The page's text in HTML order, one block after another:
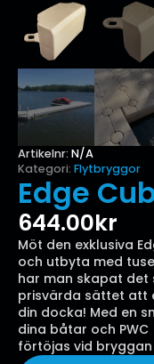
Artikelnr: N/A
Kategori: Flytbryggor
Edge
644.00kr
Möt den exklusiva
och utbyta med
har man skapat det
prisvärda sättet att
din docka! Med en
dina båtar och
förtöjas vid